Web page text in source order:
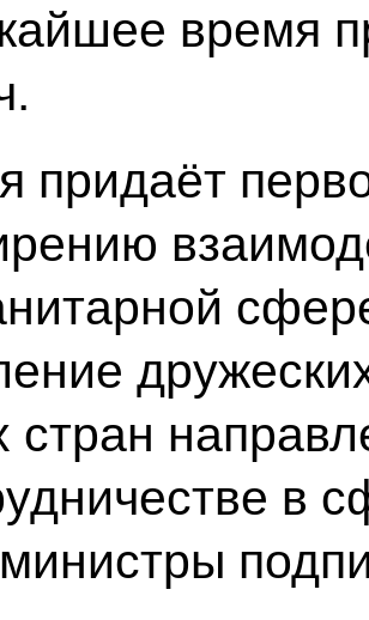
время
придаёт
стран
в